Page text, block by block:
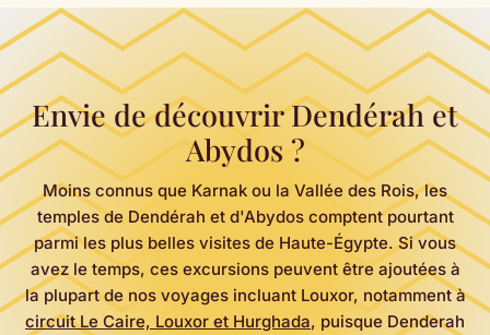
Envie de découvrir Dendérah et
Abydos ?
Moins connus que Karnak ou la Vallée des Rois, les
temples de Dendérah et d'Abydos comptent pourtant
parmi les plus belles visites de Haute-Égypte. Si vous
avez le temps, ces excursions peuvent être ajoutées à
la plupart de nos voyages incluant Louxor, notamment à
circuit Le Caire, Louxor et Hurghada, puisque Denderah